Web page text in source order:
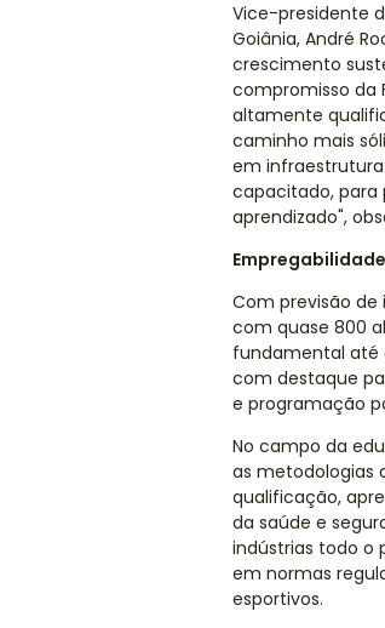
Vice-presidente
Goiânia, André
crescimento
compromisso da
altamente
caminho mais
em
capacitado, para
aprendizado",
Empregabilidade
Com previsão de
com quase 800
fundamental até
com destaque
e programação
No campo da
as metodologias
qualificação,
da saúde e
indústrias todo o
em normas
esportivos.